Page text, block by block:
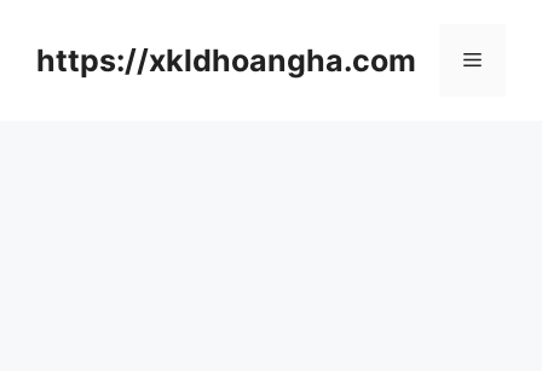
https://xkldhoangha.com 메